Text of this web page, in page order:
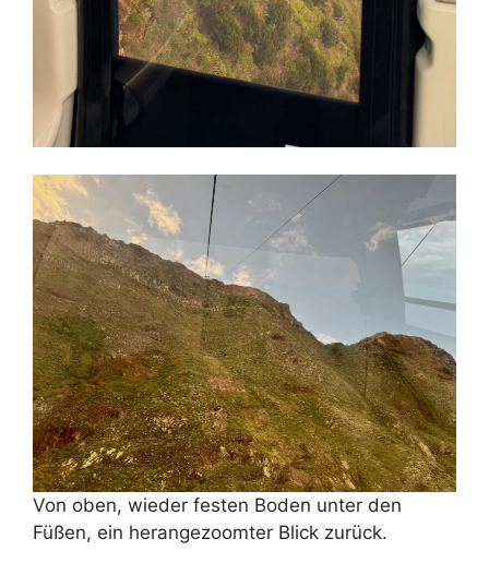
Von oben, wieder festen Boden unter den
Füßen, ein herangezoomter Blick zurück.